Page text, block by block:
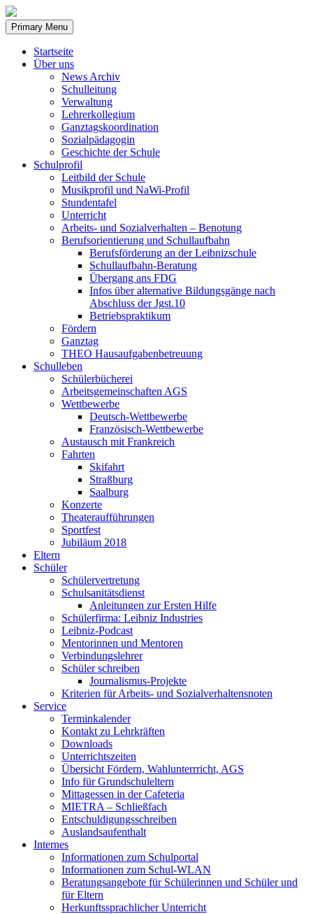
Skip
to
content
Primary Menu
Startseite
Über uns
News Archiv
Schulleitung
Verwaltung
Lehrerkollegium
Ganztagskoordination
Sozialpädagogin
Geschichte der Schule
Schulprofil
Leitbild der Schule
Musikprofil und NaWi-Profil
Stundentafel
Unterricht
Arbeits- und Sozialverhalten – Benotung
Berufsorientierung und Schullaufbahn
Berufsförderung an der Leibnizschule
Schullaufbahn-Beratung
Übergang ans FDG
Infos über alternative Bildungsgänge nach
Abschluss der Jgst.10
Betriebspraktikum
Fördern
Ganztag
THEO Hausaufgabenbetreuung
Schulleben
Schülerbücherei
Arbeitsgemeinschaften AGS
Wettbewerbe
Deutsch-Wettbewerbe
Französisch-Wettbewerbe
Austausch mit Frankreich
Fahrten
Skifahrt
Straßburg
Saalburg
Konzerte
Theateraufführungen
Sportfest
Jubiläum 2018
Eltern
Schüler
Schülervertretung
Schulsanitätsdienst
Anleitungen zur Ersten Hilfe
Schülerfirma: Leibniz Industries
Leibniz-Podcast
Mentorinnen und Mentoren
Verbindungslehrer
Schüler schreiben
Journalismus-Projekte
Kriterien für Arbeits- und Sozialverhaltensnoten
Service
Terminkalender
Kontakt zu Lehrkräften
Downloads
Unterrichtszeiten
Übersicht Fördern, Wahlunterrricht, AGS
Info für Grundschuleltern
Mittagessen in der Cafeteria
MIETRA – Schließfach
Entschuldigungsschreiben
Auslandsaufenthalt
Internes
Informationen zum Schulportal
Informationen zum Schul-WLAN
Beratungsangebote für Schülerinnen und Schüler und
für Eltern
Herkunftssprachlicher Unterricht